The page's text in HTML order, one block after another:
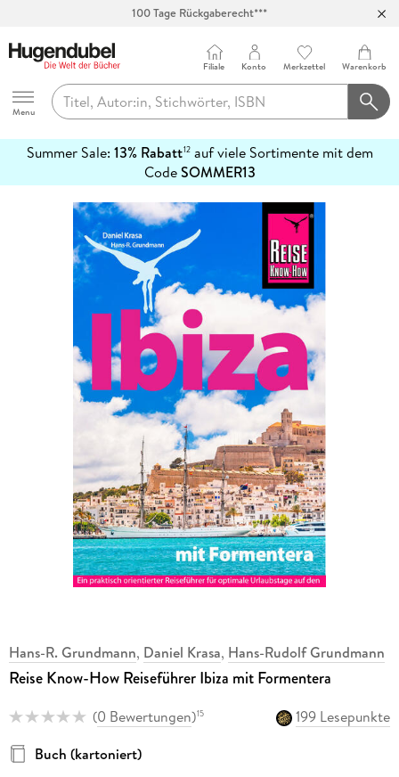
100 Tage Rückgaberecht***
Hugendubel
Menu
Filiale Konto Merkzettel Warenkorb
Summer Sale: 13% Rabatt12auf viele Sortimente mit dem
CodeSOMMER13
erfahren
Hans-R. Grundmann, Daniel Krasa, Hans-Rudolf Grundmann
Reise Know-How Reiseführer Ibiza mit Formentera
(0 Bewertungen)15
199 Lesepunkte
Buch (kartoniert)